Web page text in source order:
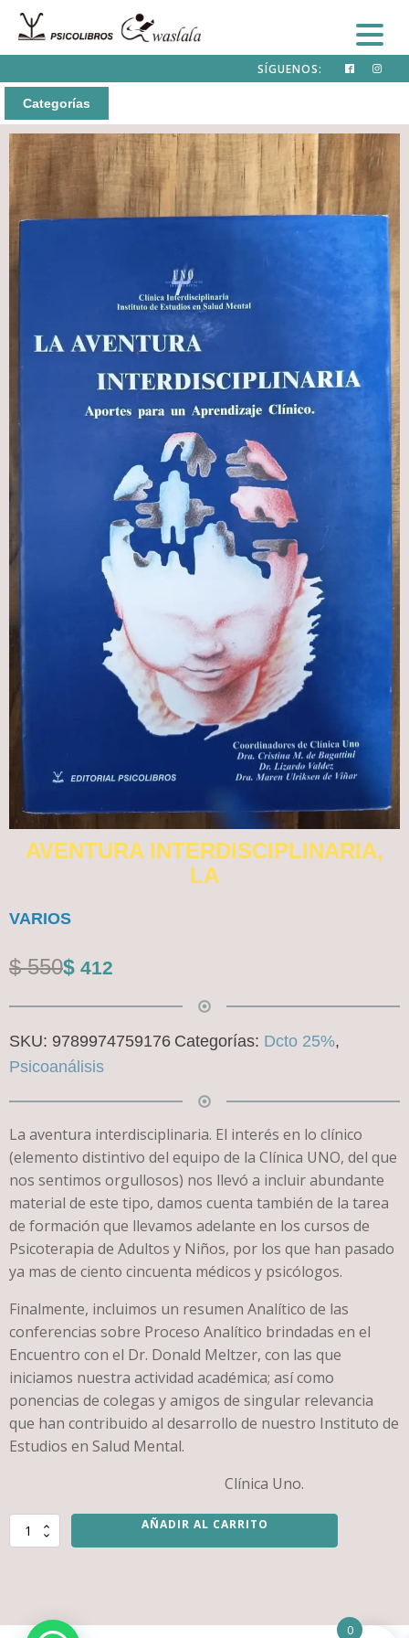
SÍGUENOS:
Categorías
AVENTURA INTERDISCIPLINARIA,
LA
VARIOS
$550
El
precio
original
era:
$ 550.
$ 412
El
precio
actual
es:
$ 412.
SKU: 9789974759176 Categorías: Dcto 25%,
Psicoanálisis
La aventura interdisciplinaria. El interés en lo clínico
(elemento distintivo del equipo de la Clínica UNO, del que
nos sentimos orgullosos) nos llevó a incluir abundante
material de este tipo, damos cuenta también de la tarea
de formación que llevamos adelante en los cursos de
Psicoterapia de Adultos y Niños, por los que han pasado
ya mas de ciento cincuenta médicos y psicólogos.
Finalmente, incluimos un resumen Analítico de las
conferencias sobre Proceso Analítico brindadas en el
Encuentro con el Dr. Donald Meltzer, con las que
iniciamos nuestra actividad académica; así como
ponencias de colegas y amigos de singular relevancia
que han contribuido al desarrollo de nuestro Instituto de
Estudios en Salud Mental.
Clínica Uno.
AVENTURA
INTERDISCIPLINARIA,
AÑADIR AL CARRITO
0